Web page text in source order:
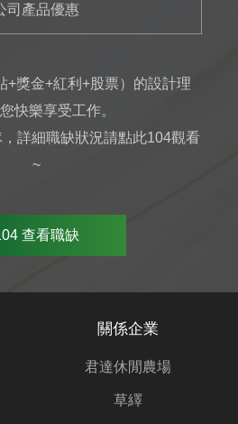
司產品優惠
+獎金+紅利+股票）的設計理
快樂享受工作。
詳細職缺狀況請點此104觀看
~
查看職缺
關係企業
君達休閒農場
草繹